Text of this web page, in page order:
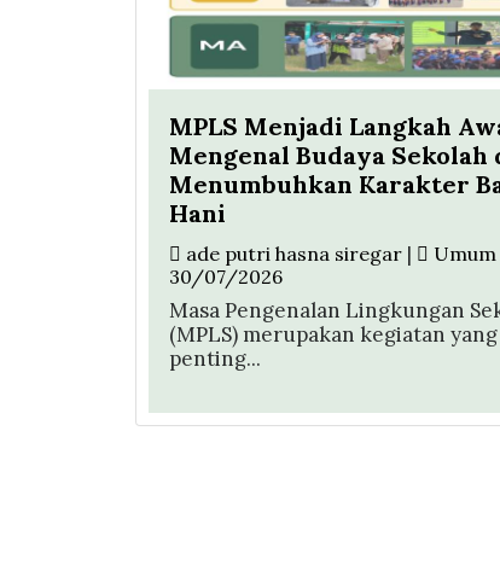
MPLS Menjadi Langkah
Mengenal Budaya Sekolah
Menumbuhkan Karakter
Hani
ade putri hasna siregar |
Umum
30/07/2026
Masa Pengenalan Lingkungan
(MPLS) merupakan kegiatan
penting...